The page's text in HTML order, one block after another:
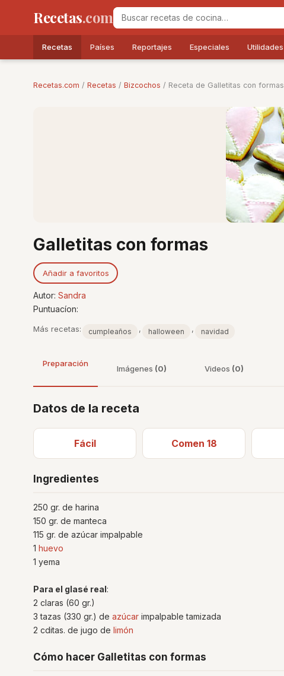
Recetas.com
Recetas Países Reportajes Especiales Utilidades
Recetas.com / Recetas / Bizcochos / Receta de Galletitas con formas
Galletitas con formas
Añadir a favoritos
Autor: Sandra
Puntuacíon:
Más recetas: cumpleaños , halloween , navidad
Preparación
Imágenes (0) Videos (0)
Datos de la receta
Fácil Comen 18
Ingredientes
250 gr. de harina
150 gr. de manteca
115 gr. de azúcar impalpable
1 huevo
1 yema
Para el glasé real:
2 claras (60 gr.)
3 tazas (330 gr.) de azúcar impalpable tamizada
2 cditas. de jugo de limón
Cómo hacer Galletitas con formas